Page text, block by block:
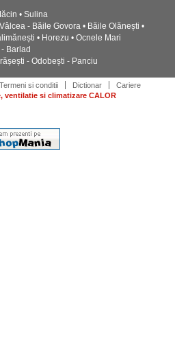
• Sulina
- Băile Govora • Băile Olănești •
• Horezu • Ocnele Mari
Barlad
- Odobești - Panciu
Termeni si conditii Dictionar
Cariere
ventilatie si climatizare CALOR